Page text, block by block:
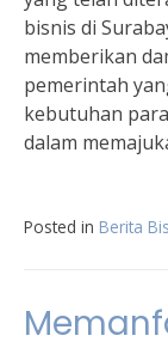
bisnis di
memberikan
pemerintah
kebutuhan
dalam
Posted in Berita